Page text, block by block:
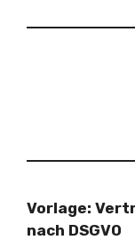
Vorlage:
nach DSGVO